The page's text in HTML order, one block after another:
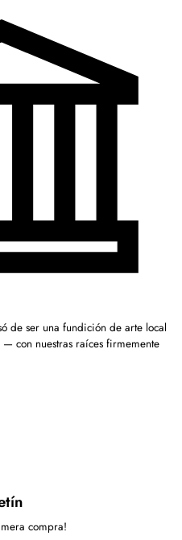
de ser una fundición de arte local
con nuestras raíces firmemente
compra!